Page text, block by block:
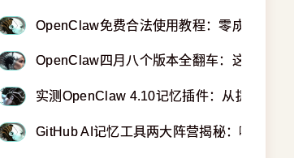
OpenClaw免费合法使用教程：零成本运行
OpenClaw四月八个版本全翻车：这份抢救
实测OpenClaw 4.10记忆插件：从提示词工
GitHub AI记忆工具两大阵营揭秘：哪种让